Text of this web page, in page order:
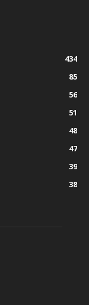
434
85
56
51
48
47
39
38